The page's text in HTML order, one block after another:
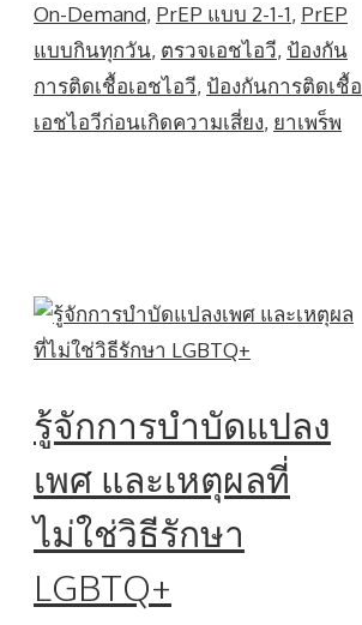
On-Demand, PrEP แบบ 2-1-1, PrEP
แบบกินทุกวัน, ตรวจเอชไอวี, ป้องกัน
การติดเชื้อเอชไอวี, ป้องกันการติดเชื้อ
เอชไอวีก่อนเกิดความเสี่ยง, ยาเพร็พ
รู้จักการบำบัดแปลง
เพศ และเหตุผลที่
ไม่ใช่วิธีรักษา
LGBTQ+